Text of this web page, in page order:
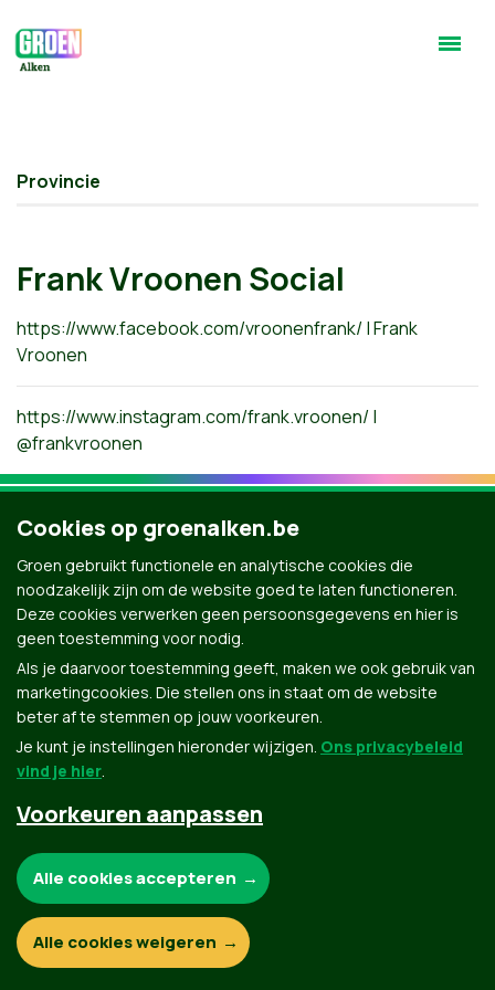
Provincie
Frank Vroonen Social
https://www.facebook.com/vroonenfrank/ | Frank
Vroonen
https://www.instagram.com/frank.vroonen/ |
@frankvroonen
Groen.be
© Copyright Groen 2026 | Gemaakt met
Contact Privacybeleid
Cookies op groenalken.be
Groen gebruikt functionele en analytische cookies die
noodzakelijk zijn om de website goed te laten functioneren.
Deze cookies verwerken geen persoonsgegevens en hier is
geen toestemming voor nodig.
Als je daarvoor toestemming geeft, maken we ook gebruik van
marketingcookies. Die stellen ons in staat om de website
beter af te stemmen op jouw voorkeuren.
Je kunt je instellingen hieronder wijzigen. Ons privacybeleid
vind je hier.
Voorkeuren aanpassen
Functionele en analytische cookies:
Alle cookies accepteren
Alle cookies weigeren